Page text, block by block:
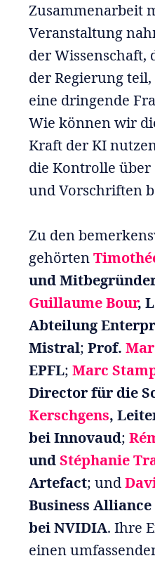
Zusammenarbeit
Veranstaltung
der
der Regierung
eine dringende
Wie können wir
Kraft der KI
die Kontrolle
und Vorschriften
Zu den
gehörten
und
Guillaume Bour,
Abteilung
Mistral; Prof.
EPFL; Marc
Director für die
Kerschgens,
bei Innovaud;
undStéphanie
Artefact; und
Business
bei NVIDIA. Ihre
einen